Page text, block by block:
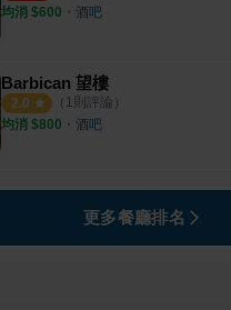
均消 $600 ・ 酒吧
Barbican 望樓
2.0 （ 1 則評論）
均消 $800 ・ 酒吧
更多餐廳排名